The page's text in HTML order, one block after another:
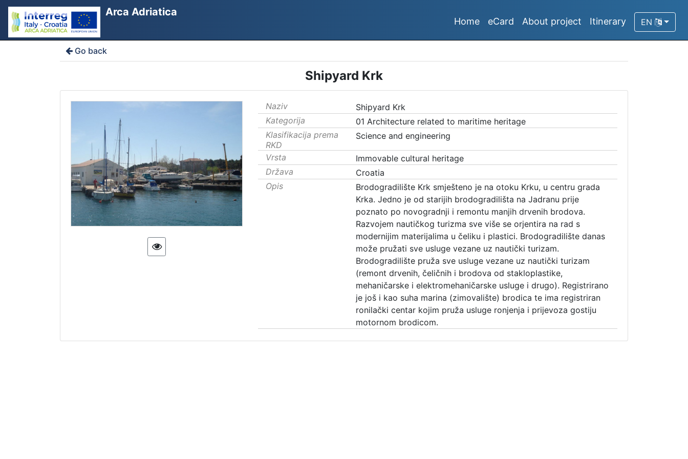
Arca Adriatica
Home eCard About project Itinerary EN
Go back
Shipyard Krk
Naziv
Shipyard Krk
Kategorija
01 Architecture related to maritime heritage
Klasifikacija prema
RKD
Science and engineering
Vrsta
Immovable cultural heritage
Država
Croatia
Opis
Brodogradilište Krk smješteno je na otoku Krku, u centru grada
Krka. Jedno je od starijih brodogradilišta na Jadranu prije
poznato po novogradnji i remontu manjih drvenih brodova.
Razvojem nautičkog turizma sve više se orjentira na rad s
modernijim materijalima u čeliku i plastici. Brodogradilište danas
može pružati sve usluge vezane uz nautički turizam.
Brodogradilište pruža sve usluge vezane uz nautički turizam
(remont drvenih, čeličnih i brodova od stakloplastike,
mehaničarske i elektromehaničarske usluge i drugo). Registrirano
je još i kao suha marina (zimovalište) brodica te ima registriran
ronilački centar kojim pruža usluge ronjenja i prijevoza gostiju
motornom brodicom.